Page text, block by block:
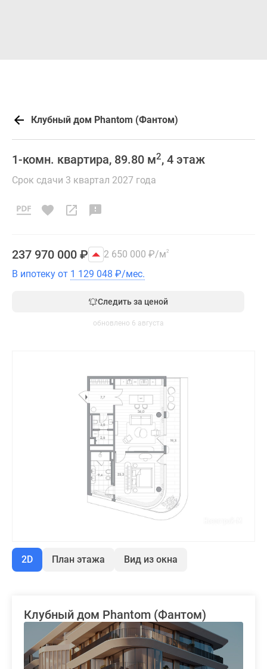
Клубный дом Phantom (Фантом)
1-комн. квартира, 89.80 м2, 4 этаж
Срок сдачи 3 квартал 2027 года
237 970 000 ₽ 2 650 000 ₽/м2
В ипотеку от 1 129 048 ₽/мес.
Следить за ценой
обновлено 6 августа
2D План этажа Вид из окна
Клубный дом Phantom (Фантом)